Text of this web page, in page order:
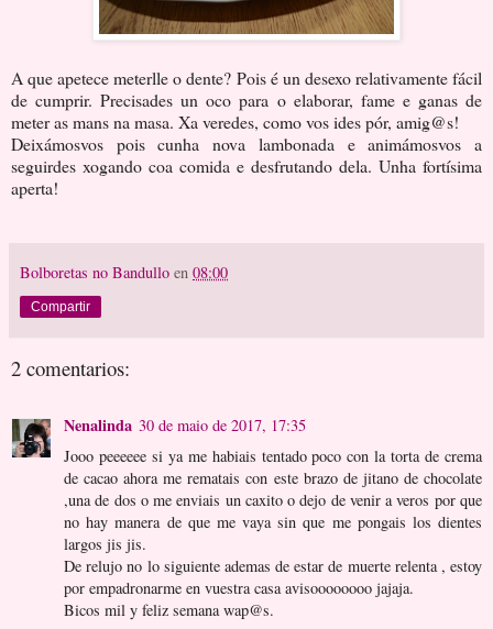
A que apetece meterlle o dente? Pois é un desexo relativamente fácil
de cumprir. Precisades un oco para o elaborar, fame e ganas de
meter as mans na masa. Xa veredes, como vos ides pór, amig@s!
Deixámosvos pois cunha nova lambonada e animámosvos a
seguirdes xogando coa comida e desfrutando dela. Unha fortísima
aperta!
Bolboretas no Bandullo en 08:00
Compartir
2 comentarios:
Nenalinda 30 de maio de 2017, 17:35
Jooo peeeeee si ya me habiais tentado poco con la torta de crema
de cacao ahora me rematais con este brazo de jitano de chocolate
,una de dos o me enviais un caxito o dejo de venir a veros por que
no hay manera de que me vaya sin que me pongais los dientes
largos jis jis.
De relujo no lo siguiente ademas de estar de muerte relenta , estoy
por empadronarme en vuestra casa avisoooooooo jajaja.
Bicos mil y feliz semana wap@s.